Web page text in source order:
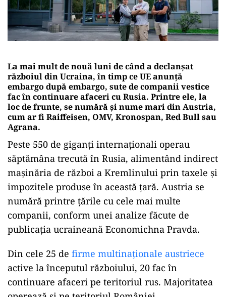
La mai mult de nouă luni de când a declanșat
războiul din Ucraina, în timp ce UE anunță
embargo după embargo, sute de companii vestice
fac în continuare afaceri cu Rusia. Printre ele, la
loc de frunte, se numără și nume mari din Austria,
cum ar fi Raiffeisen, OMV, Kronospan, Red Bull sau
Agrana.
Peste 550 de giganți internaționali operau
săptămâna trecută în Rusia, alimentând indirect
mașinăria de război a Kremlinului prin taxele și
impozitele produse în această țară. Austria se
numără printre țările cu cele mai multe
companii, conform unei analize făcute de
publicația ucraineană Economichna Pravda.
Din cele 25 de firme multinaționale austriece
active la începutul războiului, 20 fac în
continuare afaceri pe teritoriul rus. Majoritatea